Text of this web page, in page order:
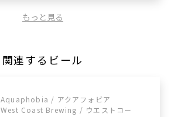
もっと見る
関連するビール
Aquaphobia / アクアフォビア
West Coast Brewing / ウエストコー